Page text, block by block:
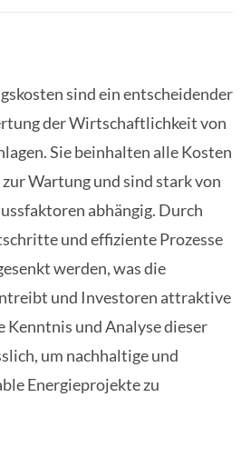
sind ein entscheidender
der Wirtschaftlichkeit von
Sie beinhalten alle Kosten
Wartung und sind stark von
abhängig. Durch
und effiziente Prozesse
werden, was die
und Investoren attraktive
Kenntnis und Analyse dieser
um nachhaltige und
Energieprojekte zu